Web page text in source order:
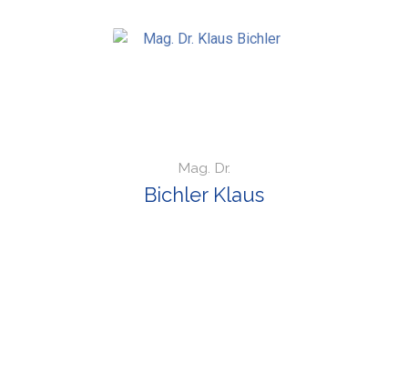
Mag. Dr.
Bichler Klaus